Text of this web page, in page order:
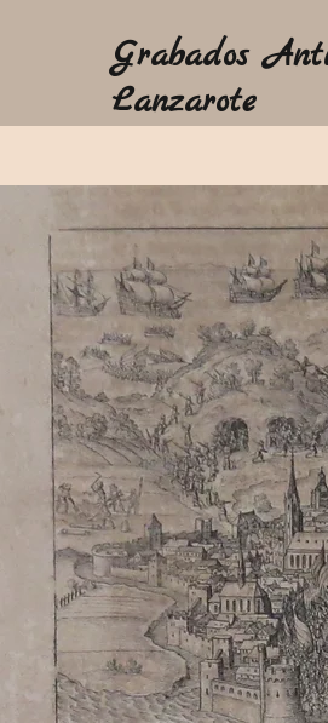
Grabados
Lanzarote